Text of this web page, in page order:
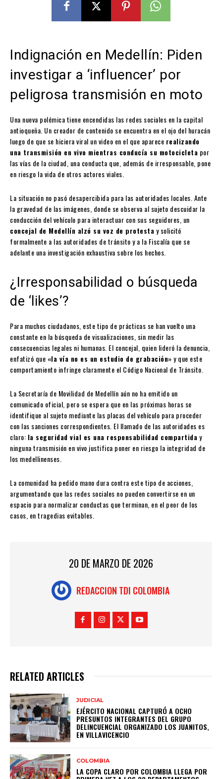
Indignación en Medellín: Piden
investigar a ‘influencer’ por
peligrosa transmisión en moto
Una nueva polémica tiene encendidas las redes sociales en la capital
antioqueña. Un creador de contenido se encuentra en el ojo del huracán
luego de que se hiciera viral un video en el que aparece realizando
una transmisión en vivo mientras conducía su motocicleta por
las vías de la ciudad, una conducta que, además de irresponsable, pone
en riesgo la vida de otros actores viales.
La situación no pasó desapercibida para las autoridades locales. Ante
la gravedad de las imágenes, donde se observa al sujeto descuidar la
conducción del vehículo para interactuar con sus seguidores, un
concejal de Medellín alzó su voz de protestay solicitó
formalmente a las autoridades de tránsito y a la Fiscalía que se
adelante una investigación exhaustiva sobre los hechos.
¿Irresponsabilidad o búsqueda
de ‘likes’?
Para muchos ciudadanos, este tipo de prácticas se han vuelto una
constante en la búsqueda de visualizaciones, sin medir las
consecuencias legales ni humanas. El concejal, quien lideró la denuncia,
enfatizó que «la vía no es un estudio de grabación»y que este
comportamiento infringe claramente el Código Nacional de Tránsito.
La Secretaría de Movilidad de Medellín aún no ha emitido un
comunicado oficial, pero se espera que en las próximas horas se
identifique al sujeto mediante las placas del vehículo para proceder
con las sanciones correspondientes. El llamado de las autoridades es
claro: la seguridad vial es una responsabilidad compartiday
ninguna transmisión en vivo justifica poner en riesgo la integridad de
los medellinenses.
La comunidad ha pedido mano dura contra este tipo de acciones,
argumentando que las redes sociales no pueden convertirse en un
espacio para normalizar conductas que terminan, en el peor de los
casos, en tragedias evitables.
20 DE MARZO DE 2026
REDACCION TDI COLOMBIA
RELATED ARTICLES
JUDICIAL
EJÉRCITO NACIONAL CAPTURÓ A OCHO
PRESUNTOS INTEGRANTES DEL GRUPO
DELINCUENCIAL ORGANIZADO LOS JUANITOS,
EN VILLAVICENCIO
COLOMBIA
LA COPA CLARO POR COLOMBIA LLEGA POR